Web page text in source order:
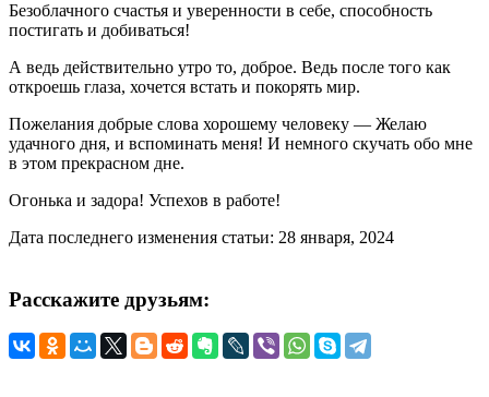
Безоблачного счастья и уверенности в себе, способность
постигать и добиваться!
А ведь действительно утро то, доброе. Ведь после того как
откроешь глаза, хочется встать и покорять мир.
Пожелания добрые слова хорошему человеку — Желаю
удачного дня, и вспоминать меня! И немного скучать обо мне
в этом прекрасном дне.
Огонька и задора! Успехов в работе!
Дата последнего изменения статьи: 28 января, 2024
Расскажите друзьям: